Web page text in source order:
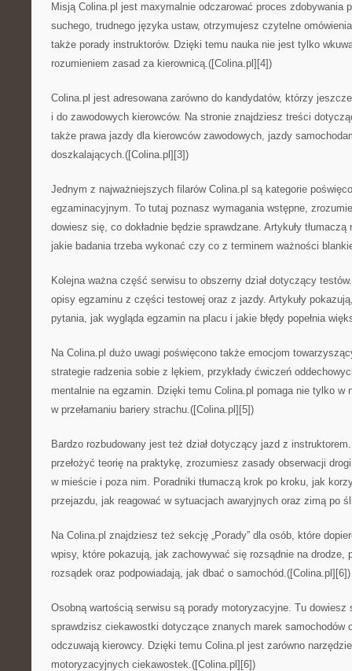
Misją Colina.pl jest maxymalnie odczarować proces zdobywania
suchego, trudnego języka ustaw, otrzymujesz czytelne
także porady instruktorów. Dzięki temu nauka nie jest tylko
rozumieniem zasad za kierownicą.([Colina.pl][4])
Colina.pl jest adresowana zarówno do kandydatów, którzy
i do zawodowych kierowców. Na stronie znajdziesz treści
także prawa jazdy dla kierowców zawodowych, jazdy
doszkalających.([Colina.pl][3])
Jednym z najważniejszych filarów Colina.pl są kategorie
egzaminacyjnym. To tutaj poznasz wymagania wstępne,
dowiesz się, co dokładnie będzie sprawdzane. Artykuły
jakie badania trzeba wykonać czy co z terminem ważności
Kolejna ważna część serwisu to obszerny dział dotyczący
opisy egzaminu z części testowej oraz z jazdy. Artykuły
pytania, jak wygląda egzamin na placu i jakie błędy popełnia
Na Colina.pl dużo uwagi poświęcono także emocjom
strategie radzenia sobie z lękiem, przykłady ćwiczeń
mentalnie na egzamin. Dzięki temu Colina.pl pomaga nie tylko w
w przełamaniu bariery strachu.([Colina.pl][5])
Bardzo rozbudowany jest też dział dotyczący jazd z
przełożyć teorię na praktykę, zrozumiesz zasady obserwacji
w mieście i poza nim. Poradniki tłumaczą krok po kroku, jak
przejazdu, jak reagować w sytuacjach awaryjnych oraz zimą po
Na Colina.pl znajdziesz też sekcję „Porady” dla osób, które
wpisy, które pokazują, jak zachowywać się rozsądnie na drodze,
rozsądek oraz podpowiadają, jak dbać o samochód.([Colina.pl][6])
Osobną wartością serwisu są porady motoryzacyjne. Tu dowiesz
sprawdzisz ciekawostki dotyczące znanych marek samochodów
odczuwają kierowcy. Dzięki temu Colina.pl jest zarówno
motoryzacyjnych ciekawostek.([Colina.pl][6])